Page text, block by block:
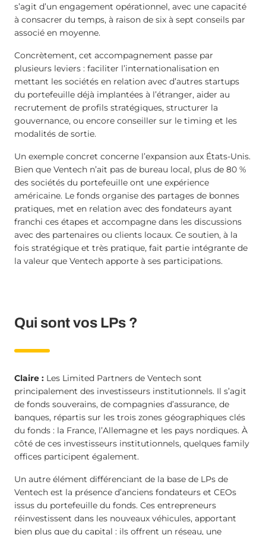
s’agit d’un engagement opérationnel, avec une capacité
à consacrer du temps, à raison de six à sept conseils par
associé en moyenne.
Concrètement, cet accompagnement passe par
plusieurs leviers : faciliter l’internationalisation en
mettant les sociétés en relation avec d’autres startups
du portefeuille déjà implantées à l’étranger, aider au
recrutement de profils stratégiques, structurer la
gouvernance, ou encore conseiller sur le timing et les
modalités de sortie.
Un exemple concret concerne l’expansion aux États-Unis.
Bien que Ventech n’ait pas de bureau local, plus de 80 %
des sociétés du portefeuille ont une expérience
américaine. Le fonds organise des partages de bonnes
pratiques, met en relation avec des fondateurs ayant
franchi ces étapes et accompagne dans les discussions
avec des partenaires ou clients locaux. Ce soutien, à la
fois stratégique et très pratique, fait partie intégrante de
la valeur que Ventech apporte à ses participations.
Qui sont vos LPs ?
Claire : Les Limited Partners de Ventech sont
principalement des investisseurs institutionnels. Il s’agit
de fonds souverains, de compagnies d’assurance, de
banques, répartis sur les trois zones géographiques clés
du fonds : la France, l’Allemagne et les pays nordiques. À
côté de ces investisseurs institutionnels, quelques family
offices participent également.
Un autre élément différenciant de la base de LPs de
Ventech est la présence d’anciens fondateurs et CEOs
issus du portefeuille du fonds. Ces entrepreneurs
réinvestissent dans les nouveaux véhicules, apportant
bien plus que du capital : ils offrent un réseau, une